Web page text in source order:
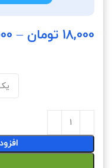
18,000 تومان –